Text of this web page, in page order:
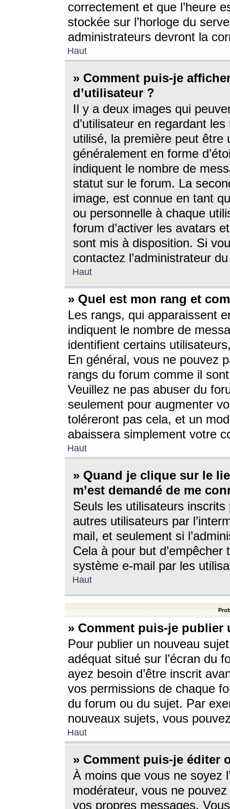
correctement et que l’heure
stockée sur l’horloge du
administrateurs devront la
Haut
» Comment puis-je
d’utilisateur ?
Il y a deux images qui
d’utilisateur en regardant
utilisé, la première peut être
généralement en forme
indiquent le nombre de
statut sur le forum. La
image, est connue en tant
ou personnelle à chaque
forum d’activer les avatars
sont mis à disposition. Si
contactez l’administrateur
Haut
» Quel est mon rang et
Les rangs, qui apparaissent
indiquent le nombre de
identifient certains
En général, vous ne pouvez
rangs du forum comme il
Veuillez ne pas abuser du
seulement pour augmenter
toléreront pas cela, et un
abaissera simplement votre
Haut
» Quand je clique sur le
m’est demandé de me
Seuls les utilisateurs
autres utilisateurs par
mail, et seulement si
Cela à pour but
système e-mail par les
Haut
» Comment puis-je
Pour publier un nouveau
adéquat situé sur l’écran du
ayez besoin d’être inscrit
vos permissions de chaque
du forum ou du sujet. Par
nouveaux sujets, vous
Haut
» Comment puis-je éditer
À moins que vous ne soyez
modérateur, vous ne
vos propres messages.